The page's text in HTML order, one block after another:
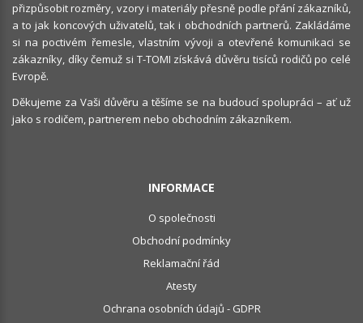
přizpůsobit rozměry, vzory i materiály přesně podle přání zákazníků,
a to jak koncových uživatelů, tak i obchodních partnerů. Zakládáme
si na poctivém řemesle, vlastním vývoji a otevřené komunikaci se
zákazníky, díky čemuž si T-TOMI získává důvěru tisíců rodičů po celé
Evropě.
Děkujeme za Vaši důvěru a těšíme se na budoucí spolupráci – ať už
jako s rodičem, partnerem nebo obchodním zákazníkem.
INFORMACE
O společnosti
Obchodní podmínky
Reklamační řád
Atesty
Ochrana osobních údajů - GDPR